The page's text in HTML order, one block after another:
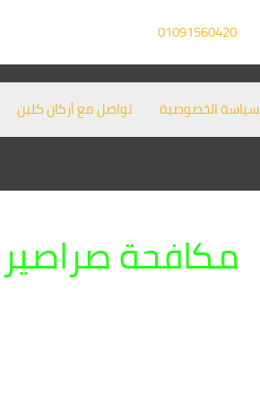
01091560420
سياسة الخصوصية تواصل مع أركان كلين
مكافحة